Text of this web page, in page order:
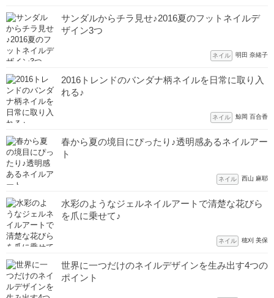
サンダルからチラ見せ♪2016夏のフットネイルデ
ザイン3つ
ネイル 明田 奈緒子
2016トレンドのバンダナ柄ネイルを日常に取り入
れる♪
ネイル 鯨岡 百合香
春から夏の境目にぴったり♪透明感あるネイルアー
ト
ネイル 西山 麻耶
水彩のようなジェルネイルアートで清楚な花びら
を爪に乗せて♪
ネイル 穂刈 美保
世界に一つだけのネイルデザインを生み出す4つの
ポイント